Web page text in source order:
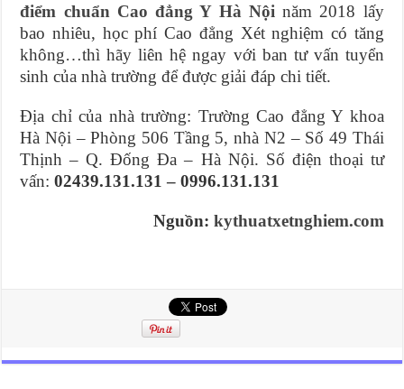
điểm chuẩn Cao đẳng Y Hà Nội năm 2018 lấy
bao nhiêu, học phí Cao đẳng Xét nghiệm có tăng
không…thì hãy liên hệ ngay với ban tư vấn tuyển
sinh của nhà trường để được giải đáp chi tiết.
Địa chỉ của nhà trường: Trường Cao đẳng Y khoa
Hà Nội – Phòng 506 Tầng 5, nhà N2 – Số 49 Thái
Thịnh – Q. Đống Đa – Hà Nội. Số điện thoại tư
vấn:02439.131.131 – 0996.131.131
Nguồn: kythuatxetnghiem.com